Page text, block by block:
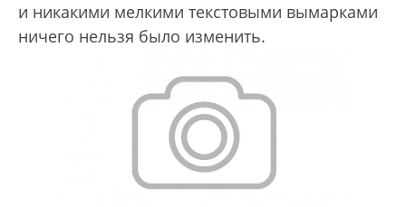
и никакими мелкими текстовыми вымарками
ничего нельзя было изменить.